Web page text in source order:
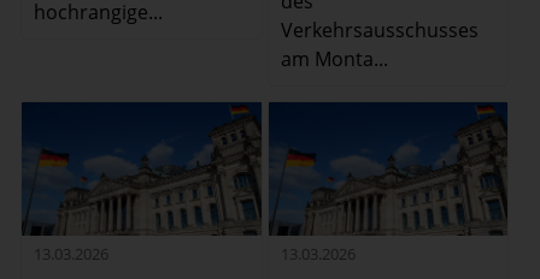
hochrangige...
Verkehrsausschusses
am Monta...
13.03.2026 13.03.2026